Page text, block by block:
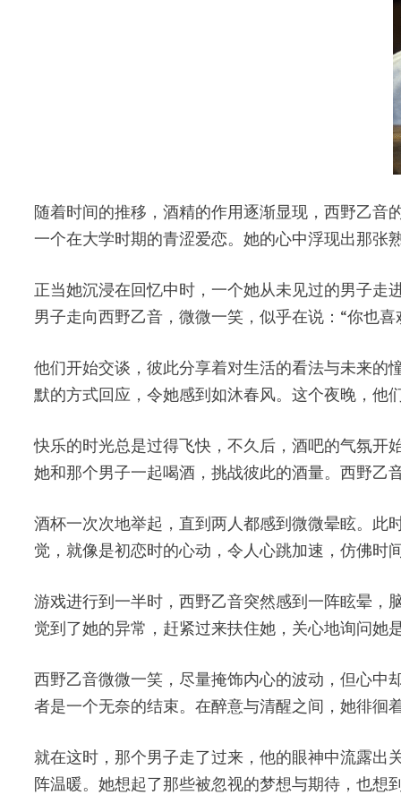
随着时间的推移，酒精的作用逐渐显现，西野乙
一个在大学时期的青涩爱恋。她的心中浮现出那张
正当她沉浸在回忆中时，一个她从未见过的男子走
男子走向西野乙音，微微一笑，似乎在说：“你也
他们开始交谈，彼此分享着对生活的看法与未来的
默的方式回应，令她感到如沐春风。这个夜晚，他
快乐的时光总是过得飞快，不久后，酒吧的气氛开
她和那个男子一起喝酒，挑战彼此的酒量。西野乙
酒杯一次次地举起，直到两人都感到微微晕眩。此
觉，就像是初恋时的心动，令人心跳加速，仿佛时
游戏进行到一半时，西野乙音突然感到一阵眩晕，
觉到了她的异常，赶紧过来扶住她，关心地询问她
西野乙音微微一笑，尽量掩饰内心的波动，但心中
者是一个无奈的结束。在醉意与清醒之间，她徘徊
就在这时，那个男子走了过来，他的眼神中流露出
阵温暖。她想起了那些被忽视的梦想与期待，也想